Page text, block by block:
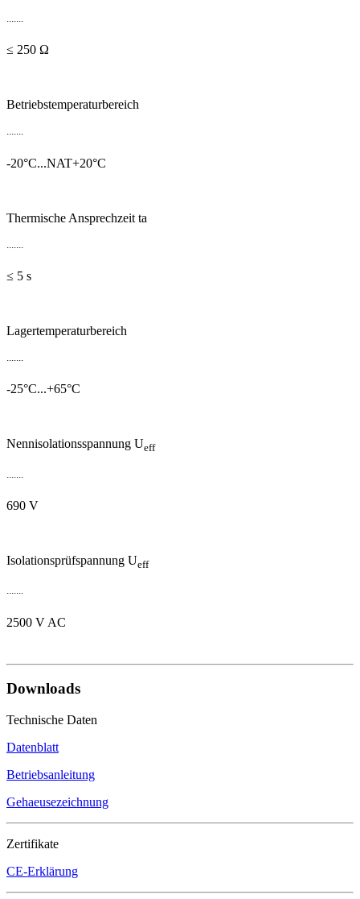
.......
≤ 250 Ω
Betriebstemperaturbereich
.......
-20°C...NAT+20°C
Thermische Ansprechzeit ta
≤ 5 s
Lagertemperaturbereich
.......
-25°C...+65°C
Nennisolationsspannung Ueff​
690 V
Isolationsprüfspannung Ueff​
.......
2500 V AC
Downloads
Technische Daten
Datenblatt
Betriebsanleitung
Gehaeusezeichnung
Zertifikate
CE-Erklärung